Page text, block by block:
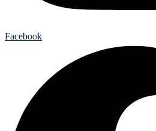
Facebook